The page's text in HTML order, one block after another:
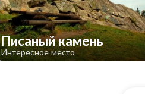
Писаный камень
Интересное место